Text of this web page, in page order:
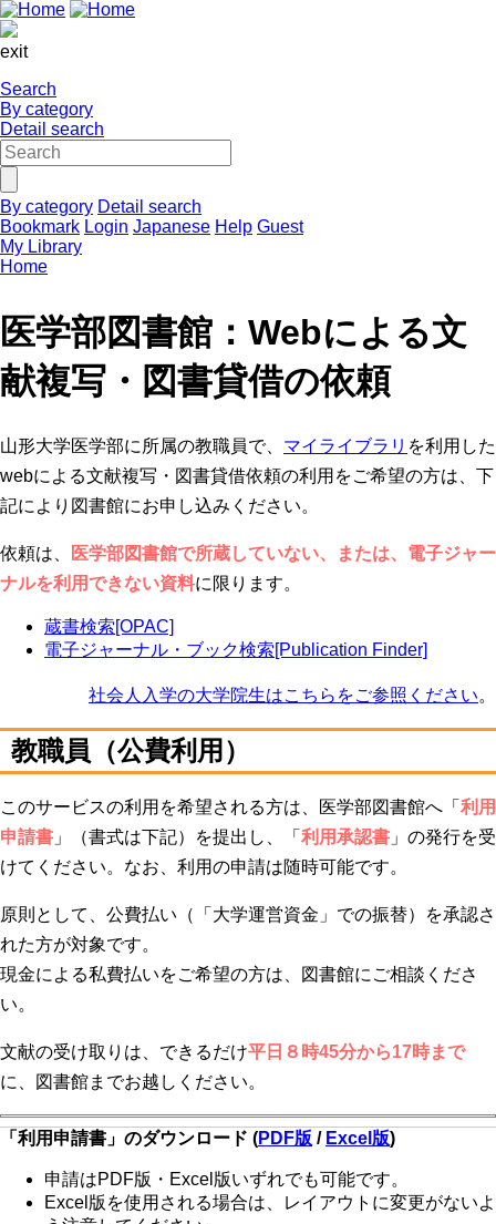
exit
Search
By category
Detail search
By category Detail search
Bookmark Login Japanese Help Guest
My Library
Home
医学部図書館：Webによる文
献複写・図書貸借の依頼
山形大学医学部に所属の教職員で、 マイライブラリ を利用した
webによる文献複写・図書貸借依頼の利用をご希望の方は、下
記により図書館にお申し込みください。
依頼は、
医学部図書館で所蔵していない、または、電子ジャー
ナルを利用できない資料に限ります。
蔵書検索[OPAC]
電子ジャーナル・ブック検索[Publication Finder]
社会人入学の大学院生はこちらをご参照ください。
教職員（公費利用）
このサービスの利用を希望される方は、医学部図書館へ「 利用
申請書 」（書式は下記）を提出し、「 利用承認書 」の発行を受
けてください。なお、利用の申請は随時可能です。
原則として、公費払い（「大学運営資金」での振替）を承認さ
れた方が対象です。
現金による私費払いをご希望の方は、図書館にご相談くださ
い。
文献の受け取りは、できるだけ平日８時45分から17時まで
に、図書館までお越しください。
「利用申請書」のダウンロード (PDF版 / Excel版)
申請はPDF版・Excel版いずれでも可能です。
Excel版を使用される場合は、レイアウトに変更がないよ